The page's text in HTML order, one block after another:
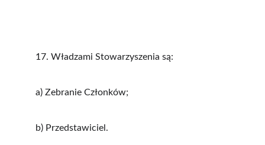
17. Władzami Stowarzyszenia są:
a) Zebranie Członków;
b) Przedstawiciel.